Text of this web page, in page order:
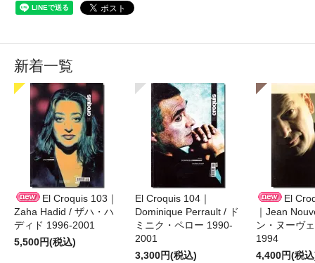
新着一覧
El Croquis 103｜
Zaha Hadid / ザハ・ハ
ディド 1996-2001
5,500円(税込)
El Croquis 104｜
Dominique Perrault / ド
ミニク・ペロー 1990-
2001
3,300円(税込)
El
｜Jean
ン・ヌーヴ
1994
4,400円(税